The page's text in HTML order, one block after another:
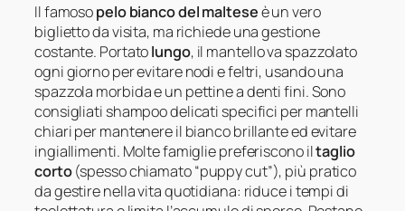
Il famosopelo bianco del malteseè un vero
biglietto da visita, ma richiede una gestione
costante. Portatolungo, il mantello va spazzolato
ogni giorno per evitare nodi e feltri, usando una
spazzola morbida e un pettine a denti fini. Sono
consigliati shampoo delicati specifici per mantelli
chiari per mantenere il bianco brillante ed evitare
ingiallimenti. Molte famiglie preferiscono iltaglio
corto(spesso chiamato “puppy cut”), più pratico
da gestire nella vita quotidiana: riduce i tempi di